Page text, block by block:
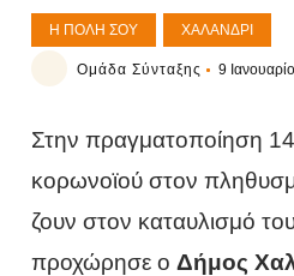
Η ΠΌΛΗ ΣΟΥ ΧΑΛΆΝΔΡΙ
Ομάδα Σύνταξης 9
Στην πραγματοποίηση
κορωνοϊού στον
ζουν στον καταυλισμό
προχώρησε οΔήμος